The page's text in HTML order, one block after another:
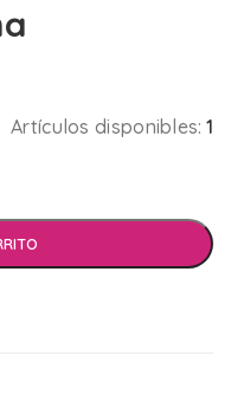
Artículos disponibles: 1